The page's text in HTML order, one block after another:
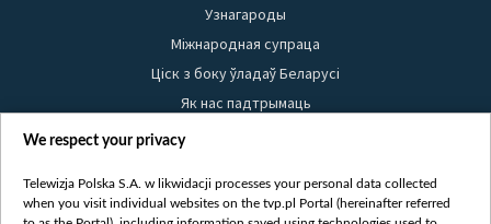
Узнагароды
Міжнародная супраца
Ціск з боку ўладаў Беларусі
Як нас падтрымаць
Правілы выкарыстання матэрыялаў
Бяспека
We respect your privacy
Telewizja Polska S.A. w likwidacji processes your personal data collected
when you visit individual websites on the tvp.pl Portal (hereinafter referred